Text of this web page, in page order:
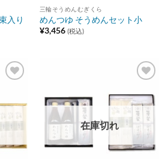
入り
三輪そうめんむぎくら
めんつゆ そうめんセット小
¥3,456 (税込)
wishlist
在庫切れ